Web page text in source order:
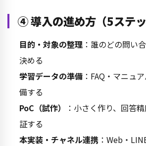
④ 導入の進め方（5ステッ
目的・対象の整理 ：誰のどの問い
決める
学習データの準備 ：FAQ・マニュ
備する
PoC（試作）
：小さく作り、回答
証する
本実装・チャネル連携 ：Web・